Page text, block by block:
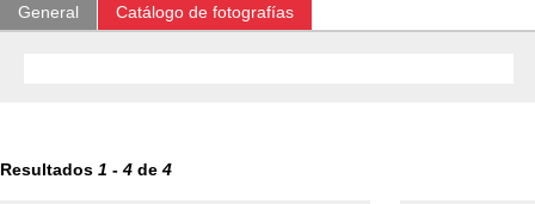
General Catálogo de fotografías
Resultados 1 - 4 de 4